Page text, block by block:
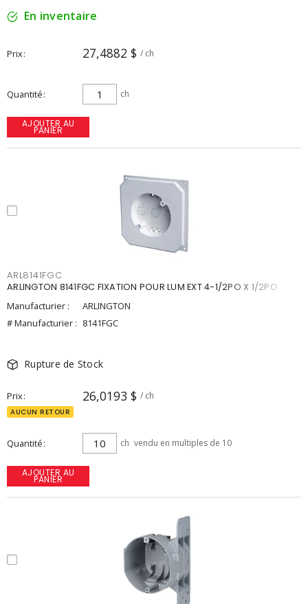
En inventaire
Prix 27,4882 $ / ch
Quantité ch
AJOUTER AU
PANIER
ARL8141FGC
ARLINGTON 8141FGC FIXATION POUR LUM EXT 4-1/2PO X 1/2PO
Manufacturier :
ARLINGTON
# Manufacturier : 8141FGC
Rupture de Stock
Prix 26,0193 $ / ch
AUCUN RETOUR
Quantité ch vendu en multiples de 10
AJOUTER AU
PANIER